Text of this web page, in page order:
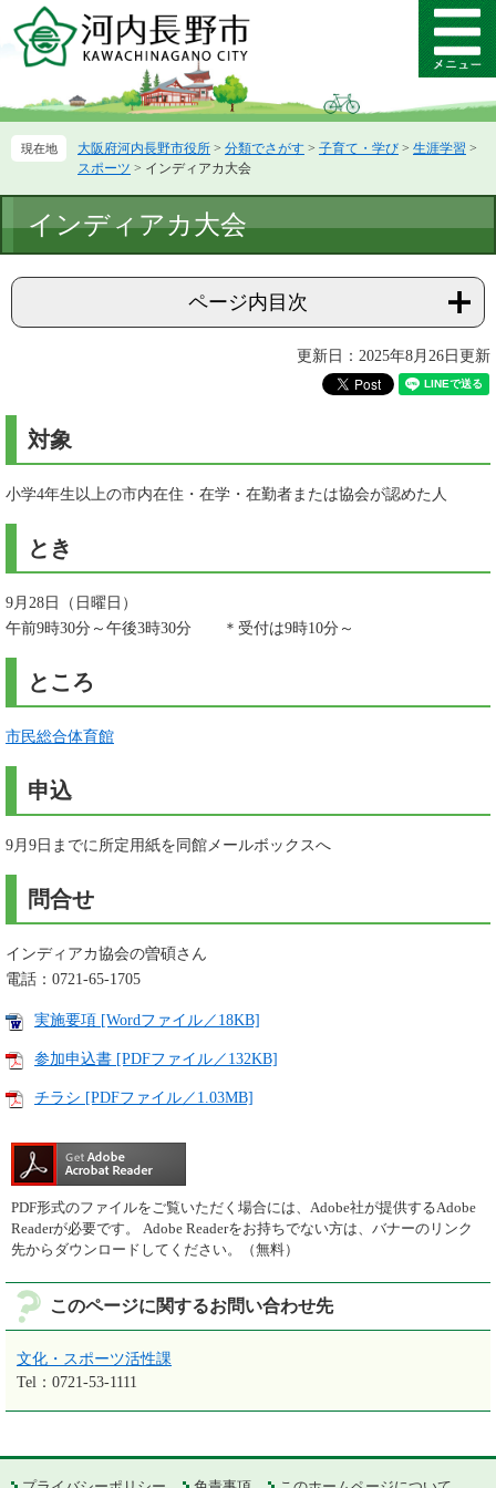
ー
先
ニ
を
て
メ
ニ
ー
大阪府河内長野市役所 > 分類でさがす > 子育て・学び > 生涯学習 >
スポーツ > インディアカ大会
文
インディアカ大会
ページ内目次
更新日：2025年8月26日更新
対象
小学4年生以上の市内在住・在学・在勤者または協会が認めた人
とき
9月28日（日曜日）
午前9時30分～午後3時30分 ＊受付は9時10分～
ところ
市民総合体育館
申込
9月9日までに所定用紙を同館メールボックスへ
問合せ
インディアカ協会の曽碩さん
電話：0721-65-1705
実施要項 [Wordファイル／18KB]
参加申込書 [PDFファイル／132KB]
チラシ [PDFファイル／1.03MB]
PDF形式のファイルをご覧いただく場合には、Adobe社が提供するAdobe
Readerが必要です。
Adobe Readerをお持ちでない方は、バナーのリンク
先からダウンロードしてください。（無料）
このページに関するお問い合わせ先
文化・スポーツ活性課
Tel：0721-53-1111